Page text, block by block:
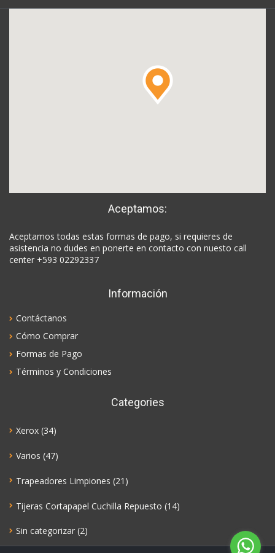
Aceptamos:
Aceptamos todas estas formas de pago, si requieres de
asistencia no dudes en ponerte en contacto con nuesto call
center +593 02292337
Información
Contáctanos
Cómo Comprar
Formas de Pago
Términos y Condiciones
Categories
Xerox (34)
Varios (47)
Trapeadores Limpiones (21)
Tijeras Cortapapel Cuchilla Repuesto (14)
Sin categorizar (2)